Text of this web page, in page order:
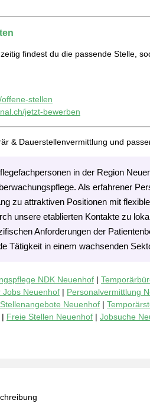
findest du die passende Stelle,
stellen
jetzt-bewerben
& Dauerstellenvermittlung und
in der Region
Als erfahrener
zu attraktiven Positionen mit
unsere etablierten Kontakte zu
Anforderungen der
Tätigkeit in einem wachsenden
NDK Neuenhof |
Jobs Neuenhof | Personalvermittlung
Stellenangebote Neuenhof |
| Freie Stellen Neuenhof | Jobsuche